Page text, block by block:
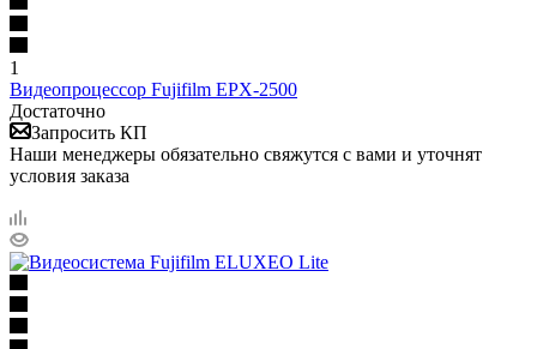
1
Видеопроцессор Fujifilm EPX-2500
Достаточно
Запросить КП
Наши менеджеры обязательно свяжутся с вами и уточнят
условия заказа